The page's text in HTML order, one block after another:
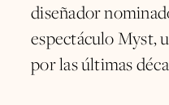
diseñador
espectáculo Myst,
por las últimas